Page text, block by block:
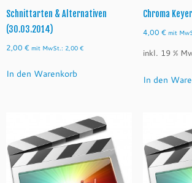
Schnittarten & Alternativen
(30.03.2014)
2,00 € mit MwSt.: 2,00 €
In den Warenkorb
Chroma
4,00 € mit
inkl. 19 %
In den